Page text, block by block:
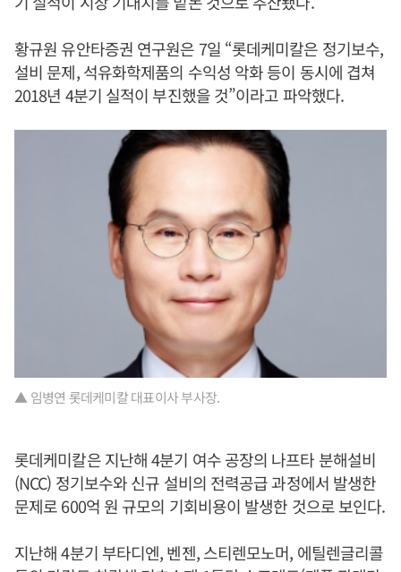
황규원 유안타증권 연구원은 7일 “롯데케미칼은 정기보수,
설비 문제, 석유화학제품의 수익성 악화 등이 동시에 겹쳐
2018년 4분기 실적이 부진했을 것”이라고 파악했다.
▲ 임병연 롯데케미칼 대표이사 부사장.
롯데케미칼은 지난해 4분기 여수 공장의 나프타 분해설비
(NCC) 정기보수와 신규 설비의 전력공급 과정에서 발생한
문제로 600억 원 규모의 기회비용이 발생한 것으로 보인다.
지난해 4분기 부타디엔, 벤젠, 스티렌모노머, 에틸렌글리콜